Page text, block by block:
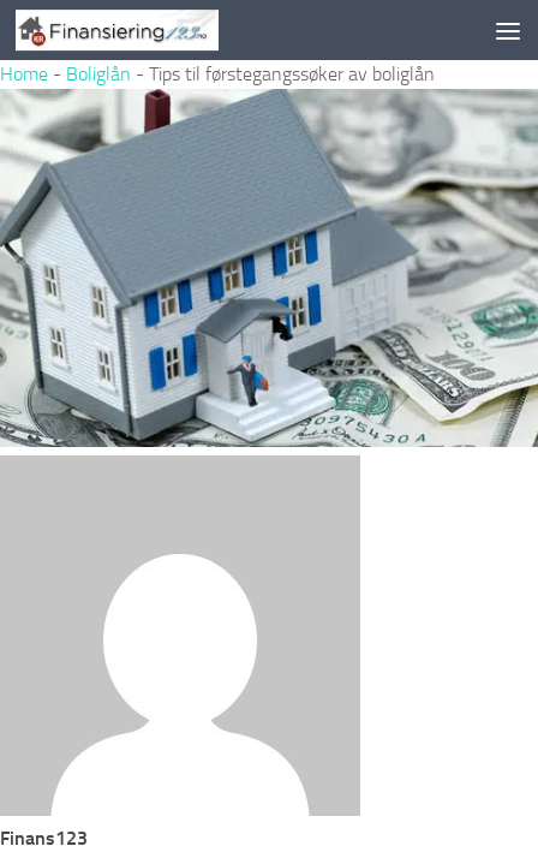
Skip to content
Home - Boliglån - Tips til førstegangssøker av boliglån
Finans123